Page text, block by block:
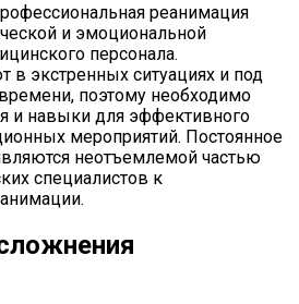
реанимация
и эмоциональной
персонала.
в экстренных ситуациях и под
поэтому необходимо
и навыки для эффективного
мероприятий. Постоянное
неотъемлемой частью
специалистов к